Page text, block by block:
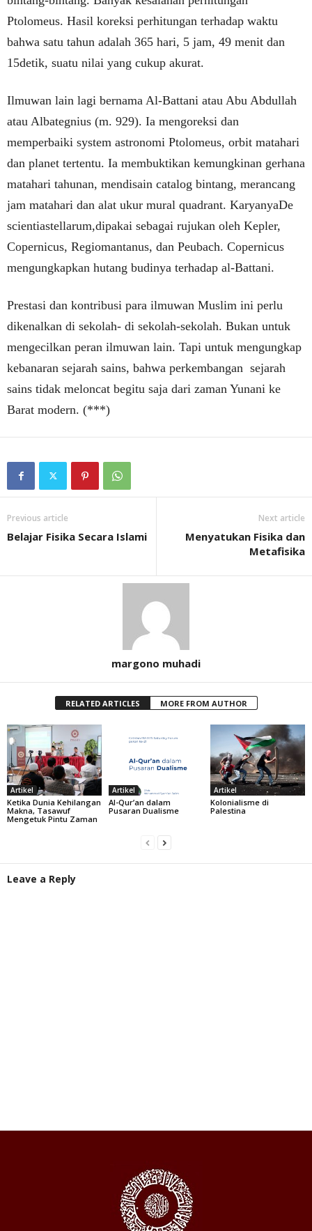
Ptolomeus. Hasil koreksi perhitungan terhadap waktu
bahwa satu tahun adalah 365 hari, 5 jam, 49 menit dan
15detik, suatu nilai yang cukup akurat.
Ilmuwan lain lagi bernama Al-Battani atau Abu Abdullah
atau Albategnius (m. 929). Ia mengoreksi dan
memperbaiki system astronomi Ptolomeus, orbit matahari
dan planet tertentu. Ia membuktikan kemungkinan gerhana
matahari tahunan, mendisain catalog bintang, merancang
jam matahari dan alat ukur mural quadrant. KaryanyaDe
scientiastellarum,dipakai sebagai rujukan oleh Kepler,
Copernicus, Regiomantanus, dan Peubach. Copernicus
mengungkapkan hutang budinya terhadap al-Battani.
Prestasi dan kontribusi para ilmuwan Muslim ini perlu
dikenalkan di sekolah- di sekolah-sekolah. Bukan untuk
mengecilkan peran ilmuwan lain. Tapi untuk mengungkap
kebanaran sejarah sains, bahwa perkembangan sejarah
sains tidak meloncat begitu saja dari zaman Yunani ke
Barat modern. (***)
Previous article
Belajar Fisika Secara Islami
Next article
Menyatukan Fisika dan
Metafisika
margono muhadi
RELATED ARTICLES MORE FROM AUTHOR
Artikel
Ketika Dunia Kehilangan
Makna, Tasawuf
Mengetuk Pintu Zaman
Artikel
Al-Qur’an dalam
Pusaran Dualisme
Artikel
Kolonialisme di
Palestina
Leave a Reply